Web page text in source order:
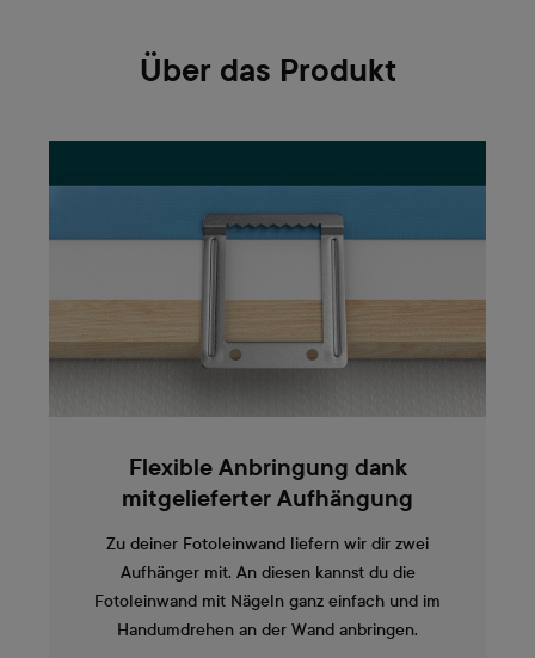
Über das Produkt
Flexible Anbringung dank
mitgelieferter Aufhängung
Zu deiner Fotoleinwand liefern wir dir zwei
Aufhänger mit. An diesen kannst du die
Fotoleinwand mit Nägeln ganz einfach und im
Handumdrehen an der Wand anbringen.